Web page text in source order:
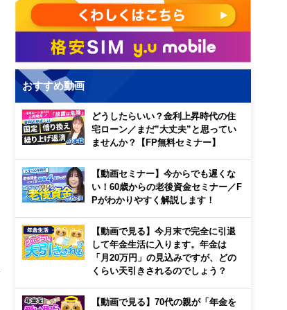
おすすめ動画
どうしたらいい？金利上昇時代の住
宅ローン／まだ”大丈夫”と思ってい
ませんか？【FP無料セミナー】
【動画セミナー】今からでも遅くな
い！60歳からの老後資金セミナー／F
Pがわかりやすく解説します！
【動画で見る】今月末で完全に引退
して年金生活に入ります。年金は
「月20万円」の見込みですが、どの
くらい天引きされるのでしょう？
【動画で見る】70代の親が「年金を